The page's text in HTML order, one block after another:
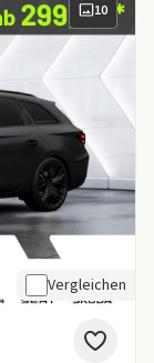
10
Vergleichen